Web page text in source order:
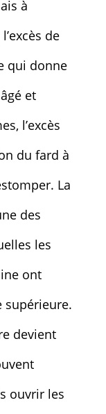
à
de
qui donne
et
l’excès
du fard à
La
des
les
ont
supérieure.
devient
ouvrir les